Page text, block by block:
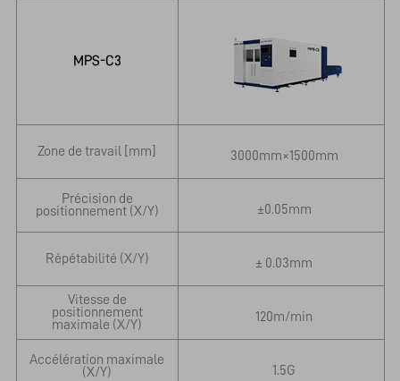
MPS-C3
Zone de travail [mm]
Précision de
positionnement (X/Y)
Répétabilité (X/Y)
Vitesse de
positionnement
maximale (X/Y)
Accélération maximale
(X/Y)
3000mm×1500mm
±0.05mm
± 0.03mm
120m/min
1.5G